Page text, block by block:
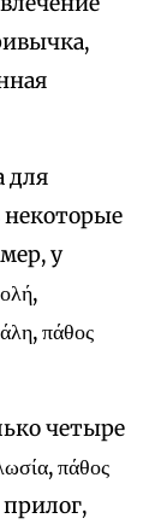
для
некоторые
у
πάθος
четыре
πάθος